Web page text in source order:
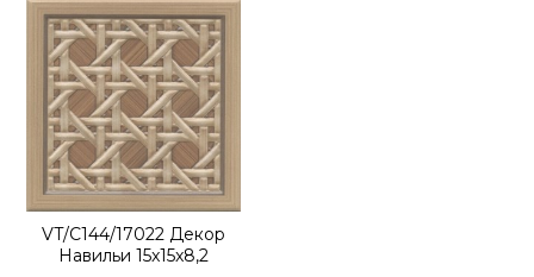
VT/C144/17022 Декор
Навильи 15x15x8,2